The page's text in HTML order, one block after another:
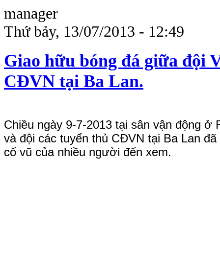
manager
Thứ bảy, 13/07/2013 - 12:49
Giao hữu bóng đá giữa đội
CĐVN tại Ba Lan.
Chiều ngày 9-7-2013 tại sân vận động ở
và đội các tuyển thủ CĐVN tại Ba Lan
cổ vũ của nhiều người đến xem.